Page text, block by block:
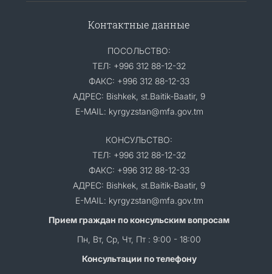
Контактные данные
ПОСОЛЬСТВО:
ТЕЛ: +996 312 88-12-32
ФАКС: +996 312 88-12-33
АДРЕС: Bishkek, st.Baitik-Baatir, 9
E-MAIL: kyrgyzstan@mfa.gov.tm
КОНСУЛЬСТВО:
ТЕЛ: +996 312 88-12-32
ФАКС: +996 312 88-12-33
АДРЕС: Bishkek, st.Baitik-Baatir, 9
E-MAIL: kyrgyzstan@mfa.gov.tm
Прием граждан по консульским вопросам
Пн, Вт, Ср, Чт, Пт : 9:00 - 18:00
Консультации по телефону